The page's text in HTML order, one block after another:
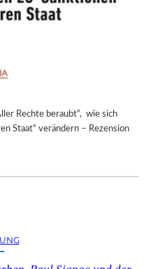
Rechte beraubt“, wie sich
Staat“ verändern – Rezension